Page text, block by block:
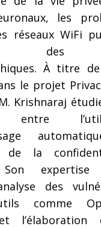
les
réseaux WiFi
des
À titre
le projet
Krishnaraj
entre
de la
Son expertise
des
comme
l’élaboration